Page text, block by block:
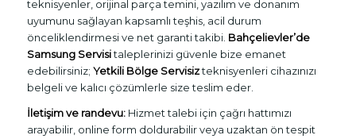
teknisyenler, orijinal parça temini, yazılım ve donanım
uyumunu sağlayan kapsamlı teşhis, acil durum
önceliklendirmesi ve net garanti takibi. Bahçelievler’de
Samsung Servisitaleplerinizi güvenle bize emanet
edebilirsiniz; Yetkili Bölge Servisizteknisyenleri cihazınızı
belgeli ve kalıcı çözümlerle size teslim eder.
İletişim ve randevu:Hizmet talebi için çağrı hattımızı
arayabilir, online form doldurabilir veya uzaktan ön tespit